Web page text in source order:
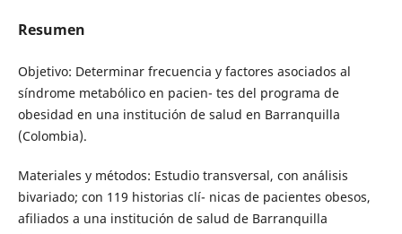
Resumen
Objetivo: Determinar frecuencia y factores asociados al
síndrome metabólico en pacien- tes del programa de
obesidad en una institución de salud en Barranquilla
(Colombia).
Materiales y métodos: Estudio transversal, con análisis
bivariado; con 119 historias clí- nicas de pacientes obesos,
afiliados a una institución de salud de Barranquilla